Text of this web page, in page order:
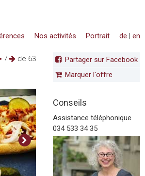
de | en
Portrait
Nos activités
7 de 63
Partager sur Facebook
Marquer l'offre
Conseils
Assistance téléphonique
034 533 34 35